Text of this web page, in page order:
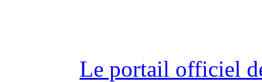
Le portail officiel